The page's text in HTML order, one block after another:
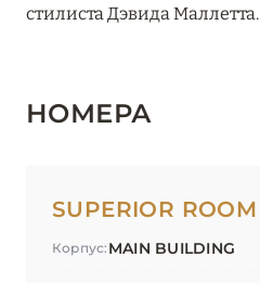
стилиста Дэвида Маллетта.
НОМЕРА
SUPERIOR ROOM
Корпус: MAIN BUILDING